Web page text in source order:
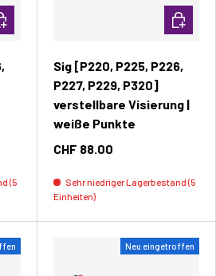
(5
den Warenkorb
Sig [P220, P225, P226,
P227, P229, P320]
verstellbare Visierung |
weiße Punkte
CHF 88.00
Sehr niedriger Lagerbestand (5
Einheiten)
In den
Neu eingetroffen